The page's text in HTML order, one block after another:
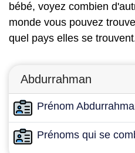
bébé, voyez combien
monde vous pouvez
quel pays elles se
Abdurrahman
Prénom
Prénoms qui se